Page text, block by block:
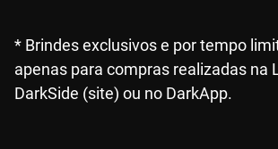
* Brindes exclusivos e por tempo
apenas para compras realizadas na
DarkSide (site) ou no DarkApp.